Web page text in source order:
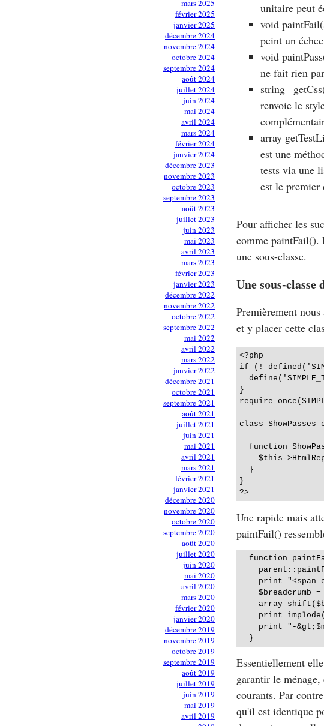
mars 2025
février 2025
janvier 2025
décembre 2024
novembre 2024
octobre 2024
septembre 2024
août 2024
juillet 2024
juin 2024
mai 2024
avril 2024
mars 2024
février 2024
janvier 2024
décembre 2023
novembre 2023
octobre 2023
septembre 2023
août 2023
juillet 2023
juin 2023
mai 2023
avril 2023
mars 2023
février 2023
janvier 2023
décembre 2022
novembre 2022
octobre 2022
septembre 2022
mai 2022
avril 2022
mars 2022
janvier 2022
décembre 2021
octobre 2021
septembre 2021
août 2021
juillet 2021
juin 2021
mai 2021
avril 2021
mars 2021
février 2021
janvier 2021
décembre 2020
novembre 2020
octobre 2020
septembre 2020
août 2020
juillet 2020
juin 2020
mai 2020
avril 2020
mars 2020
février 2020
janvier 2020
décembre 2019
novembre 2019
octobre 2019
septembre 2019
août 2019
juillet 2019
juin 2019
mai 2019
avril 2019
unitaire peut
void
peint un
void
ne fait rien
string
renvoie le
array
est une
tests via une
est le premier
Pour afficher les
comme paintFail().
une sous-classe.
Une sous-classe
Premièrement
et y placer cette
<?php
if (!
}
class
function
$this-
  }
}
Une rapide mais
paintFail()
function
print "<span
$breadcrumb =
print
print "-
Essentiellement
garantir le
courants. Par
qu'il est identique